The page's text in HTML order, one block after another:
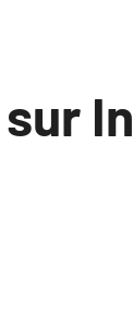
sur